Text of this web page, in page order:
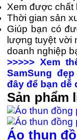
Xem được chất
Thời gian sản
Giúp bạn có
lượng tuyệt vời
doanh nghiệp
>>>>> Xem
SamSung
đây để bạn dễ
Sản phẩm
Áo thun